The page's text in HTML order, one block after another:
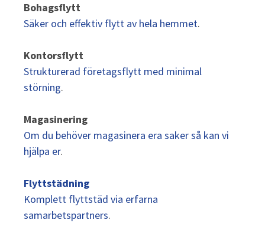
Bohagsflytt
Säker och effektiv flytt av hela hemmet.
Kontorsflytt
Strukturerad företagsflytt med minimal
störning.
Magasinering
Om du behöver magasinera era saker så kan vi
hjälpa er.
Flyttstädning
Komplett flyttstäd via erfarna
samarbetspartners.